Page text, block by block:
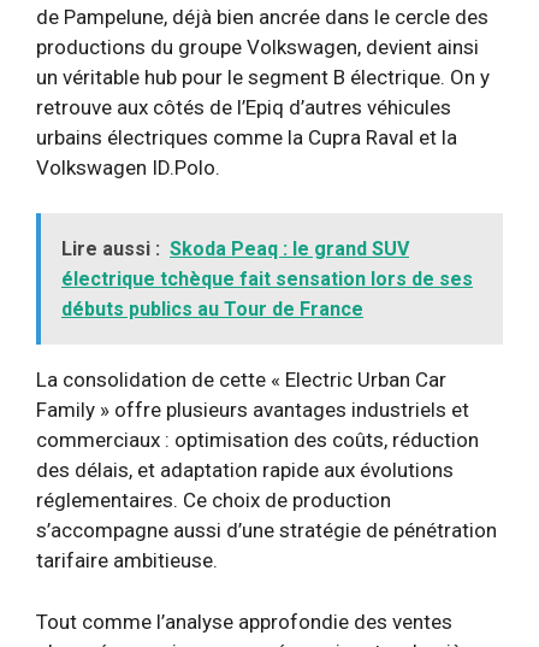
de Pampelune, déjà bien ancrée dans le cercle des
productions du groupe Volkswagen, devient ainsi
un véritable hub pour le segment B électrique. On y
retrouve aux côtés de l’Epiq d’autres véhicules
urbains électriques comme la Cupra Raval et la
Volkswagen ID.Polo.
Lire aussi : Skoda Peaq : le grand SUV
électrique tchèque fait sensation lors de ses
débuts publics au Tour de France
La consolidation de cette « Electric Urban Car
Family » offre plusieurs avantages industriels et
commerciaux : optimisation des coûts, réduction
des délais, et adaptation rapide aux évolutions
réglementaires. Ce choix de production
s’accompagne aussi d’une stratégie de pénétration
tarifaire ambitieuse.
Tout comme l’analyse approfondie des ventes